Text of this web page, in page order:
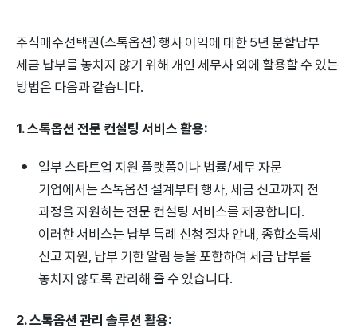
주식매수선택권(스톡옵션) 행사 이익에 대한 5년 분할납부
세금 납부를 놓치지 않기 위해 개인 세무사 외에 활용할 수 있는
방법은 다음과 같습니다.
1. 스톡옵션 전문 컨설팅 서비스 활용:
일부 스타트업 지원 플랫폼이나 법률/세무 자문
기업에서는 스톡옵션 설계부터 행사, 세금 신고까지 전
과정을 지원하는 전문 컨설팅 서비스를 제공합니다.
이러한 서비스는 납부 특례 신청 절차 안내, 종합소득세
신고 지원, 납부 기한 알림 등을 포함하여 세금 납부를
놓치지 않도록 관리해 줄 수 있습니다.
2. 스톡옵션 관리 솔루션 활용: